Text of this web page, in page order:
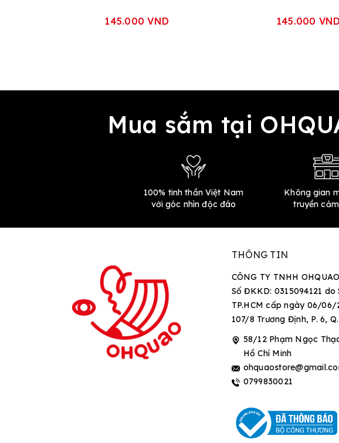
145.000 VND 145.000 VND
Mua sắm tại
100% tinh thần Việt Nam
với góc nhìn độc đáo
Không gian
truyền
THÔNG TIN
CÔNG TY TNHH OHQUAO
Số ĐKKD: 0315094121
TP.HCM cấp ngày 06/06/
107/8 Trương Định, P. 6,
58/12 Phạm Ngọc
Hồ Chí Minh
0799830021